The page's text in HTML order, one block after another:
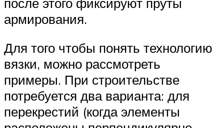
после этого фиксируют пруты
армирования.
Для того чтобы понять технологию
вязки, можно рассмотреть
примеры. При строительстве
потребуется два варианта: для
перекрестий (когда элементы